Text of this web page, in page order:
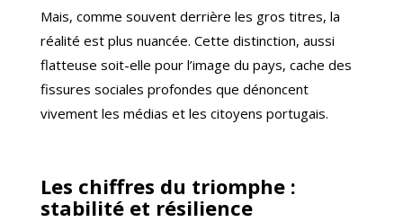
Mais, comme souvent derrière les gros titres, la
réalité est plus nuancée. Cette distinction, aussi
flatteuse soit-elle pour l’image du pays, cache des
fissures sociales profondes que dénoncent
vivement les médias et les citoyens portugais.
Les chiffres du triomphe :
stabilité et résilience